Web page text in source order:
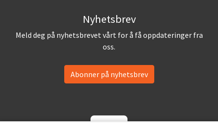
Nyhetsbrev
Meld deg på nyhetsbrevet vårt for å få oppdateringer fra
oss.
Abonner på nyhetsbrev